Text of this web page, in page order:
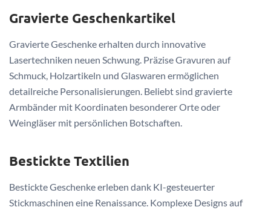
Gravierte Geschenkartikel
Gravierte Geschenke erhalten durch innovative
Lasertechniken neuen Schwung. Präzise Gravuren auf
Schmuck, Holzartikeln und Glaswaren ermöglichen
detailreiche Personalisierungen. Beliebt sind gravierte
Armbänder mit Koordinaten besonderer Orte oder
Weingläser mit persönlichen Botschaften.
Bestickte Textilien
Bestickte Geschenke erleben dank KI-gesteuerter
Stickmaschinen eine Renaissance. Komplexe Designs auf